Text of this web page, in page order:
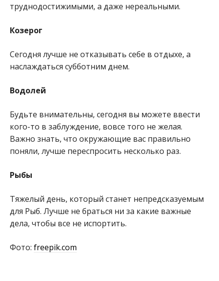
труднодостижимыми, а даже нереальными.
Козерог
Сегодня лучше не отказывать себе в отдыхе, а
наслаждаться субботним днем.
Водолей
Будьте внимательны, сегодня вы можете ввести
кого-то в заблуждение, вовсе того не желая.
Важно знать, что окружающие вас правильно
поняли, лучше переспросить несколько раз.
Рыбы
Тяжелый день, который станет непредсказуемым
для Рыб. Лучше не браться ни за какие важные
дела, чтобы все не испортить.
Фото: freepik.com